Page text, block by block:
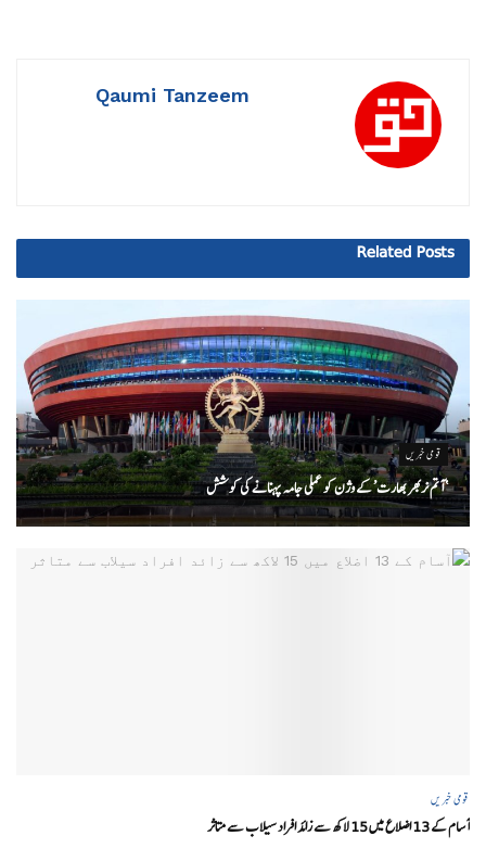
Qaumi Tanzeem
Related Posts
قومی خبریں
‘ آتم نربھر بھارت’ کے وژن کو عملی جامہ پہنانے کی کوشش
قومی خبریں
آسام کے 13 اضلاع میں 15 لاکھ سے زائد افراد سیلاب سے متاثر